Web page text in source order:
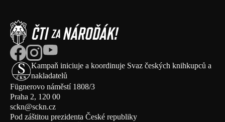
Kampaň iniciuje a koordinuje Svaz českých knihkupců a
nakladatelů
Fügnerovo náměstí 1808/3
Praha 2, 120 00
sckn@sckn.cz
Pod záštitou prezidenta České republiky